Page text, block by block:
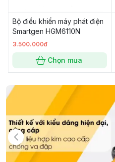
Bộ điều khiển máy phát điện
Smartgen HGM6110N
3.500.000đ
Chọn mua